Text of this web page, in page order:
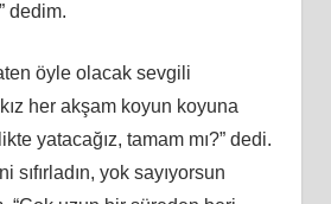
dedim.
öyle olacak sevgili
her akşam koyun koyuna
yatacağız, tamam mı?” dedi.
sıfırladın, yok sayıyorsun